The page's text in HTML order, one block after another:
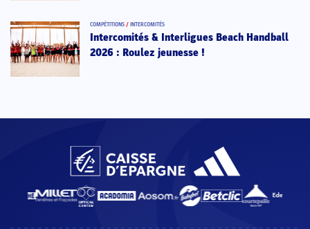
COMPÉTITIONS / INTERCOMITÉS
Intercomités & Interligues Beach Handball
2026 : Roulez jeunesse !